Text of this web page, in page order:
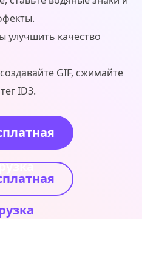
улучшить качество
GIF, сжимайте
ID3.